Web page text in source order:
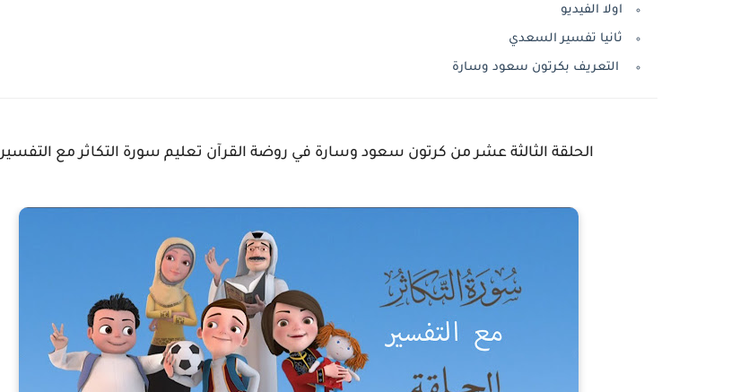
اولا الفيديو
ثانيا تفسير السعدي
التعريف بكرتون سعود وسارة
الحلقة الثالثة عشر من كرتون سعود وسارة في روضة القرآن تعليم سورة التكاثر مع التفسير